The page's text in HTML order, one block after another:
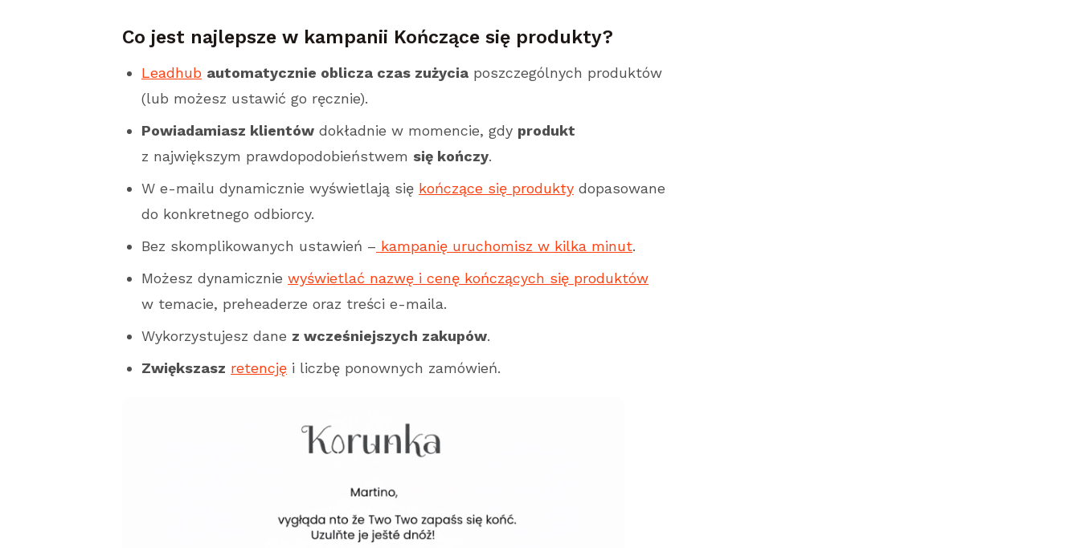
Co jest najlepsze w kampanii Kończące się produkty?
Leadhub automatycznie oblicza czas zużycia poszczególnych produktów
(lub możesz ustawić go ręcznie).
Powiadamiasz klientów dokładnie w momencie, gdy produkt
z największym prawdopodobieństwem się kończy.
W e-mailu dynamicznie wyświetlają się kończące się produkty dopasowane
do konkretnego odbiorcy.
Bez skomplikowanych ustawień – kampanię uruchomisz w kilka minut.
Możesz dynamicznie wyświetlać nazwę i cenę kończących się produktów
w temacie, preheaderze oraz treści e-maila.
Wykorzystujesz dane z wcześniejszych zakupów.
Zwiększasz retencję i liczbę ponownych zamówień.